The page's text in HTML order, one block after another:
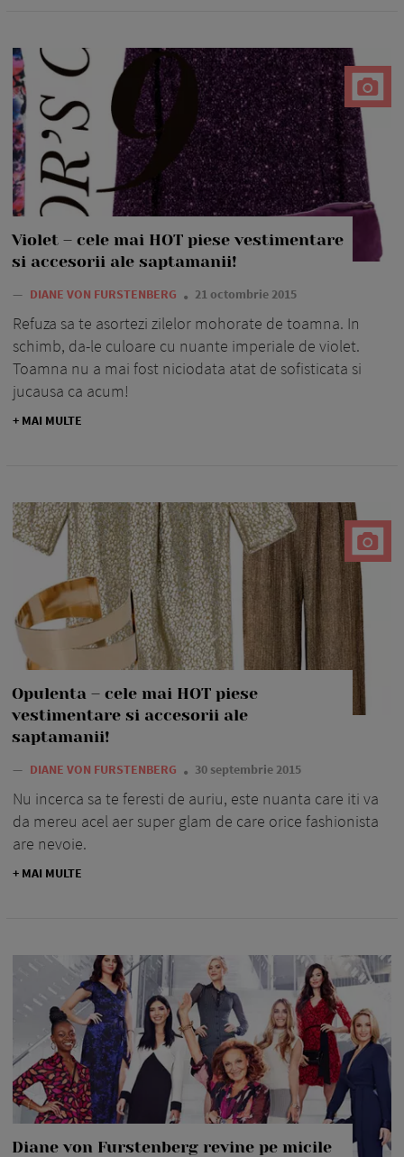
Violet – cele mai HOT piese vestimentare
si accesorii ale saptamanii!
— DIANE VON FURSTENBERG 21 octombrie 2015
Refuza sa te asortezi zilelor mohorate de toamna. In
schimb, da-le culoare cu nuante imperiale de violet.
Toamna nu a mai fost niciodata atat de sofisticata si
jucausa ca acum!
+ MAI MULTE
Opulenta – cele mai HOT piese
vestimentare si accesorii ale
saptamanii!
— DIANE VON FURSTENBERG 30 septembrie 2015
Nu incerca sa te feresti de auriu, este nuanta care iti va
da mereu acel aer super glam de care orice fashionista
are nevoie.
+ MAI MULTE
Diane von Furstenberg revine pe micile